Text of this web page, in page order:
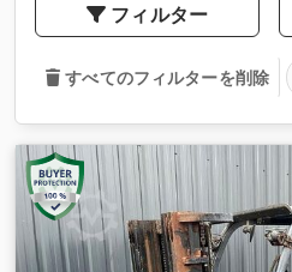
フィルター
すべてのフィルターを削除